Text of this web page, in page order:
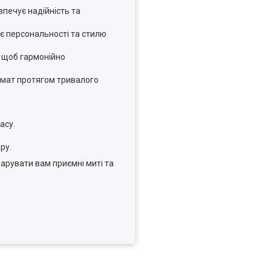
надійність та
персональності та стилю
гармонійно
протягом тривалого
вам приємні миті та